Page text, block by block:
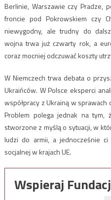
Berlinie, Warszawie czy Pradze,
froncie pod Pokrowskiem czy
niewygodny, ale trudny do
wojna trwa już czwarty rok, a
coraz mocniej odczuwać koszty
W Niemczech trwa debata o
Ukraińców. W Polsce eksperci
współpracy z Ukrainą w sprawach
Problem polega jednak na tym,
stworzone z myślą o sytuacji, w
ludzi do armii, a jednocześnie
socjalnej w krajach UE.
Wspieraj